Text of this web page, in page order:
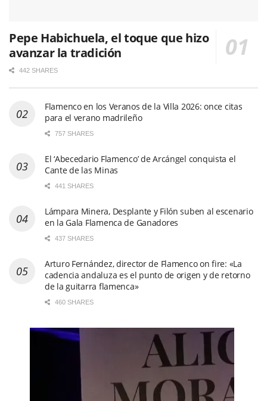
Pepe Habichuela, el toque que hizo
avanzar la tradición
442 SHARES
Flamenco en los Veranos de la Villa 2026: once citas
para el verano madrileño
757 SHARES
El ‘Abecedario Flamenco’ de Arcángel conquista el
Cante de las Minas
441 SHARES
Lámpara Minera, Desplante y Filón suben al escenario
en la Gala Flamenca de Ganadores
437 SHARES
Arturo Fernández, director de Flamenco on fire: «La
cadencia andaluza es el punto de origen y de retorno
de la guitarra flamenca»
460 SHARES